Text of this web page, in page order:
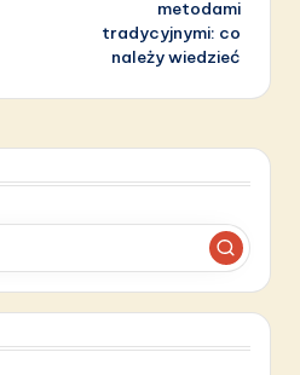
metodami
tradycyjnymi: co
należy wiedzieć